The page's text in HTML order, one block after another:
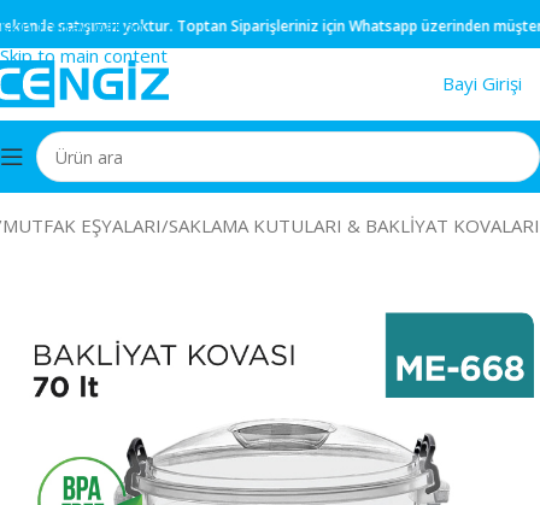
Skip to navigation
Skip to main content
satışımız yoktur.ToptanSiparişleriniz içinWhatsappüzerinden müşteri
Bayi Girişi
MUTFAK EŞYALARI/SAKLAMA KUTULARI & BAKLİYAT KOVALARI